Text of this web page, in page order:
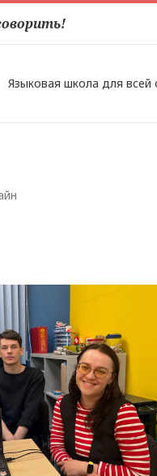
Языковая школа для всей
Как у них /
школе